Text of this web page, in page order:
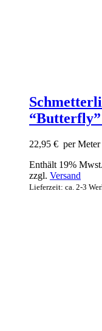
22,95 € per Meter
Enthält 19% Mwst.
zzgl. Versand
Lieferzeit: ca. 2-3